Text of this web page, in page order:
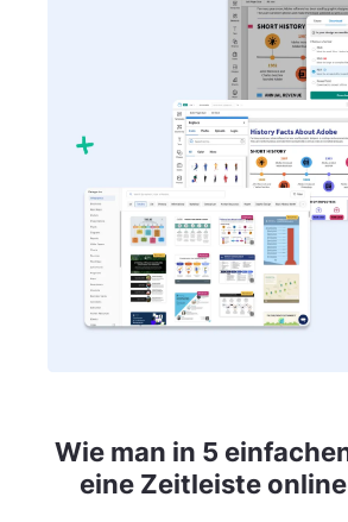
Wie man in 5
eine Zeitleiste